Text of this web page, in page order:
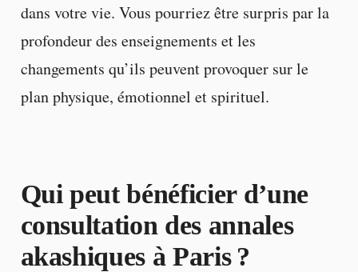
dans votre vie. Vous pourriez être surpris par la
profondeur des enseignements et les
changements qu’ils peuvent provoquer sur le
plan physique, émotionnel et spirituel.
Qui peut bénéficier d’une
consultation des annales
akashiques à Paris ?